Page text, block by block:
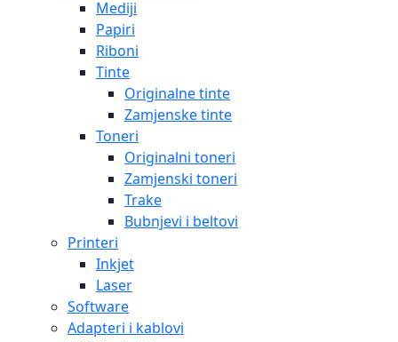
Mediji
Papiri
Riboni
Tinte
Originalne tinte
Zamjenske tinte
Toneri
Originalni toneri
Zamjenski toneri
Trake
Bubnjevi i beltovi
Printeri
Inkjet
Laser
Software
Adapteri i kablovi